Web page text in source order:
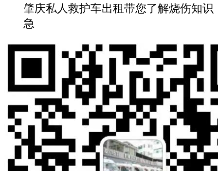
肇庆私人救护车出租带您了解烧伤知识
急